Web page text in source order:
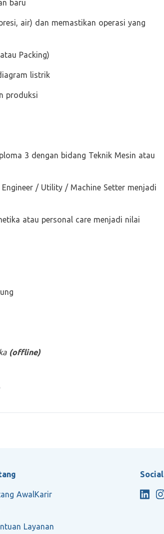
baru
air) dan memastikan operasi yang
Packing)
listrik
produksi
3 dengan bidang Teknik Mesin atau
/ Utility / Machine Setter menjadi
atau personal care menjadi nilai
(offline)
AwalKarir
Layanan
Social